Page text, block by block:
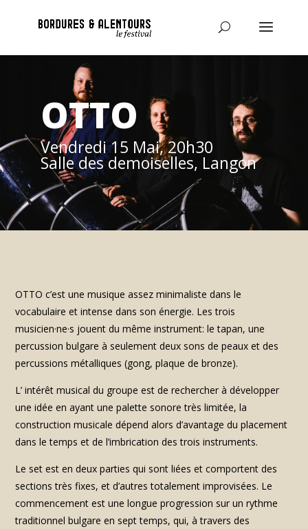
OTTO
Vendredi 15 Mai, 20h30
Salle des demoiselles, Langon
OTTO c’est une musique assez minimaliste dans le
vocabulaire et intense dans son énergie. Les trois
musicien·ne·s jouent du même instrument: le tapan, une
percussion bulgare à seulement deux sons de peaux et des
percussions métalliques (gong, plaque de bronze).
L’ intérêt musical du groupe est de rechercher à développer
une idée en ayant une palette sonore très limitée, la
construction musicale dépend alors d’avantage du placement
dans le temps et de l’imbrication des trois instruments.
Le set est en deux parties qui sont liées et comportent des
sections très fixes, et d’autres totalement improvisées. Le
commencement est une longue progression sur un rythme
traditionnel bulgare en sept temps, qui, à travers des